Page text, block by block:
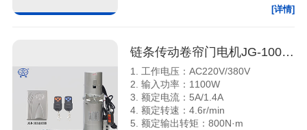
[详情]
链条传动卷帘门电机JG-1000B 220V/380V
1. 工作电压：AC220V/380V
2. 输入功率：1100W
3. 额定电流：5A/1.4A
4. 额定转速：4.6r/min
5. 额定输出转矩：800N·m